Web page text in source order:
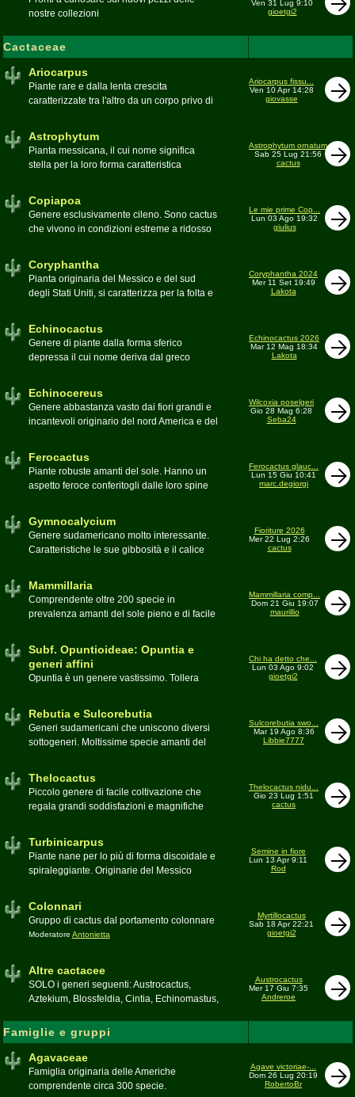
nostre collezioni
Ven 31 Lug 9:10
gioetgi2
Cactaceae
Ariocarpus
Piante rare e dalla lenta crescita
caratterizzate tra l'altro da un corpo privo di
alto rischio di scomparsa in habitat. Amanti
di terricci calcarei e ben drenati
Moderatore
Ariocarpus fissu...
Ven 10 Apr 14:28
giovasse
Astrophytum
Pianta messicana, il cui nome significa
stella per la loro forma caratteristica
Astrophytum ornatum
Sab 25 Lug 21:56
cactus
Copiapoa
Genere esclusivamente cileno. Sono cactus
che vivono in condizioni estreme a ridosso
ModeratoreLuca
Le mie prime Cop...
Lun 03 Ago 19:32
giulius
Coryphantha
Pianta originaria del Messico e del sud
degli Stati Uniti, si caratterizza per la folta e
ànthos (fiore) per via dei suoi fiori che
spuntano sulla cima della pianta
Moderatore
Coryphantha 2024
Mer 11 Set 19:49
Lakota
Echinocactus
Genere di piante dalla forma sferico
depressa il cui nome deriva dal greco
denominati cactus barile per il loro notevole
pessimo
Echinocactus 2026
Mar 12 Mag 18:34
Lakota
Echinocereus
Genere abbastanza vasto dai fiori grandi e
incantevoli originario del nord America e del
Wilcoxia poselgeri
Gio 28 Mag 6:28
Seba24
Ferocactus
Piante robuste amanti del sole. Hanno un
aspetto feroce conferitogli dalle loro spine
Ferocactus glauc...
Lun 15 Giu 10:41
marc.degiorgi
Gymnocalycium
Genere sudamericano molto interessante.
Caratteristiche le sue gibbosità e il calice
Fioriture 2026
Mer 22 Lug 2:26
cactus
Mammillaria
Comprendente oltre 200 specie in
prevalenza amanti del sole pieno e di facile
Mammillaria comp...
Dom 21 Giu 19:07
maurillio
Subf. Opuntioideae: Opuntia e
generi affini
Opuntia è un genere vastissimo. Tollera
Canada. Caratteristiche le temute spine
carnosi spesso commestibili
Chi ha detto che...
Lun 03 Ago 9:02
gioetgi2
Rebutia e Sulcorebutia
Generi sudamericani che uniscono diversi
sottogeneri. Moltissime specie amanti del
Sulcorebutia swo...
Mar 19 Ago 8:36
Libbie7777
Thelocactus
Piccolo genere di facile coltivazione che
regala grandi soddisfazioni e magnifiche
Thelocactus nidu...
Gio 23 Lug 1:51
cactus
Turbinicarpus
Piante nane per lo più di forma discoidale e
spiraleggiante. Originarie del Messico
Semine in fiore
Lun 13 Apr 9:11
Rod
Colonnari
Gruppo di cactus dal portamento colonnare
Moderatore Antonietta
Myrtillocactus
Sab 18 Apr 22:21
gioetgi2
Altre cactacee
SOLO i generi seguenti: Austrocactus,
Aztekium, Blossfeldia, Cintia, Echinomastus,
Geohintonia, Obregonia, Oroya,
Ortegocactus, Pediocactus, Pelecyphora,
Pereskia, Sclerocactus, Strombocactus ,
Toumeya, Uebelmannia, Yavia. Sottotribù:
Hylocereinae (Aporocactus, Epiphyllum,
Austrocactus
Mer 17 Giu 7:35
Andreroe
Famiglie e gruppi
Agavaceae
Famiglia originaria delle Americhe
comprendente circa 300 specie.
Agave victoriae-...
Dom 26 Lug 20:19
RobertoBr